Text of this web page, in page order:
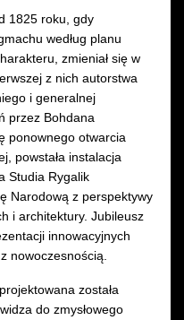
1825 roku, gdy
według planu
zmieniał się w
z nich autorstwa
i generalnej
przez Bohdana
ponownego otwarcia
powstała instalacja
Studia Rygalik
Narodową z perspektywy
i architektury. Jubileusz
innowacyjnych
nowoczesnością.
została
do zmysłowego